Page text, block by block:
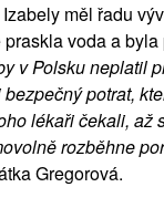
měl řadu
voda a
v Polsku neplatil
potrat,
lékaři čekali, až
rozběhne
Gregorová.